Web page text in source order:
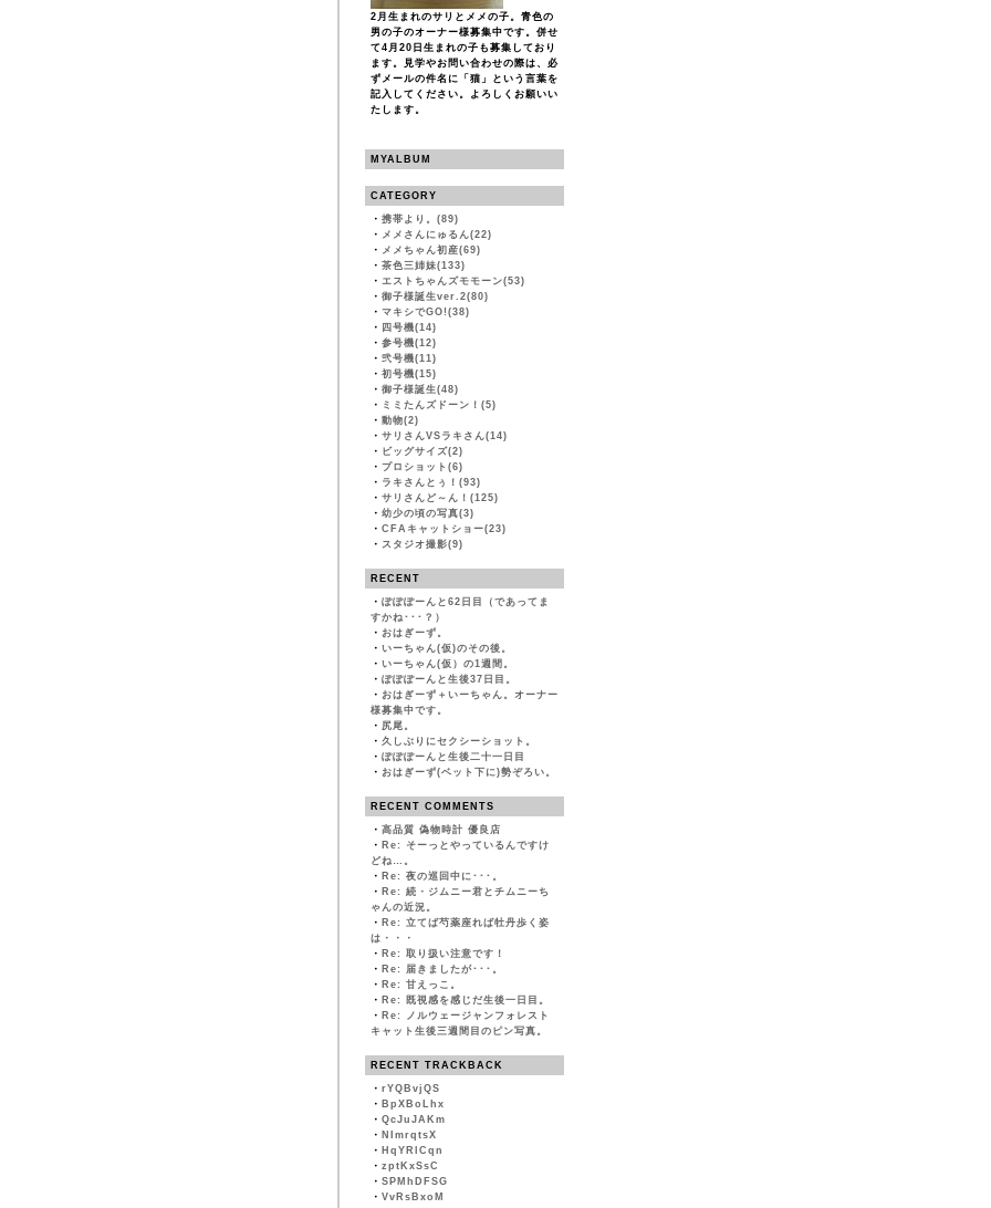
2月生まれのサリとメメの子。青色の
男の子のオーナー様募集中です。併せ
て4月20日生まれの子も募集しており
ます。見学やお問い合わせの際は、必
ずメールの件名に「猫」という言葉を
記入してください。よろしくお願いい
たします。
MYALBUM
CATEGORY
・ 携帯より。(89)
・ メメさんにゅるん(22)
・ メメちゃん初産(69)
・ 茶色三姉妹(133)
・ エストちゃんズモモーン(53)
・ 御子様誕生ver.2(80)
・ マキシでGO!(38)
・ 四号機(14)
・ 参号機(12)
・ 弐号機(11)
・ 初号機(15)
・ 御子様誕生(48)
・ ミミたんズドーン！(5)
・ 動物(2)
・ サリさんVSラキさん(14)
・ ビッグサイズ(2)
・ プロショット(6)
・ ラキさんとぅ！(93)
・ サリさんど～ん！(125)
・ 幼少の頃の写真(3)
・ CFAキャットショー(23)
・ スタジオ撮影(9)
RECENT
・ ぽぽぽーんと62日目（であってま
すかね･･･？）
・ おはぎーず。
・ いーちゃん(仮)のその後。
・ いーちゃん(仮）の1週間。
・ ぽぽぽーんと生後37日目。
・ おはぎーず＋いーちゃん。オーナー
様募集中です。
・ 尻尾。
・ 久しぶりにセクシーショット。
・ ぽぽぽーんと生後二十一日目
・ おはぎーず(ベット下に)勢ぞろい。
RECENT COMMENTS
・ 高品質 偽物時計 優良店
・ Re: そーっとやっているんですけ
どね…。
・ Re: 夜の巡回中に･･･。
・ Re: 続・ジムニー君とチムニーち
ゃんの近況。
・ Re: 立てば芍薬座れば牡丹歩く姿
は・・・
・ Re: 取り扱い注意です！
・ Re: 届きましたが･･･。
・ Re: 甘えっこ。
・ Re: 既視感を感じだ生後一日目。
・ Re: ノルウェージャンフォレスト
キャット生後三週間目のピン写真。
RECENT TRACKBACK
・ rYQBvjQS
・ BpXBoLhx
・ QcJuJAKm
・ NImrqtsX
・ HqYRlCqn
・ zptKxSsC
・ SPMhDFSG
・ VvRsBxoM